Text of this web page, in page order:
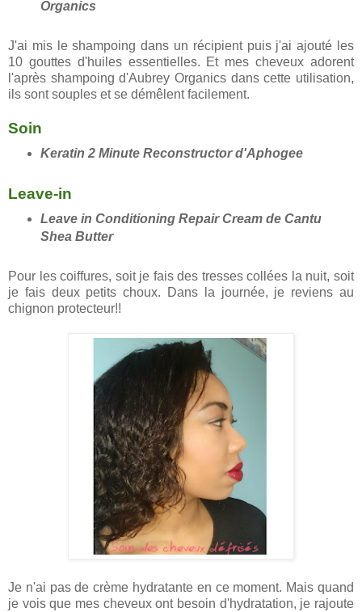
Organics
J'ai mis le shampoing dans un récipient puis j'ai ajouté les
10 gouttes d'huiles essentielles. Et mes cheveux adorent
l'après shampoing d'Aubrey Organics dans cette utilisation,
ils sont souples et se démêlent facilement.
Soin
Keratin 2 Minute Reconstructor d'Aphogee
Leave-in
Leave in Conditioning Repair Cream de Cantu
Shea Butter
Pour les coiffures, soit je fais des tresses collées la nuit, soit
je fais deux petits choux. Dans la journée, je reviens au
chignon protecteur!!
Je n'ai pas de crème hydratante en ce moment. Mais quand
je vois que mes cheveux ont besoin d'hydratation, je rajoute